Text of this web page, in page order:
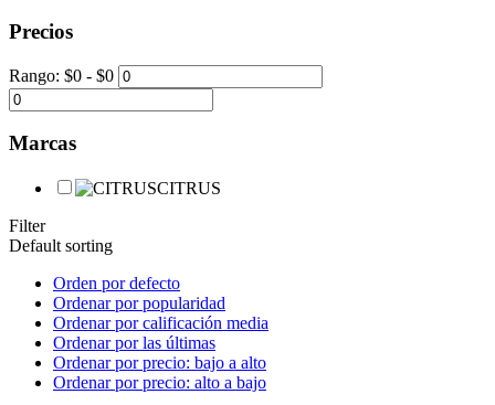
Precios
Rango: $0 - $0
Marcas
CITRUS
Filter
Default sorting
Orden por defecto
Ordenar por popularidad
Ordenar por calificación media
Ordenar por las últimas
Ordenar por precio: bajo a alto
Ordenar por precio: alto a bajo